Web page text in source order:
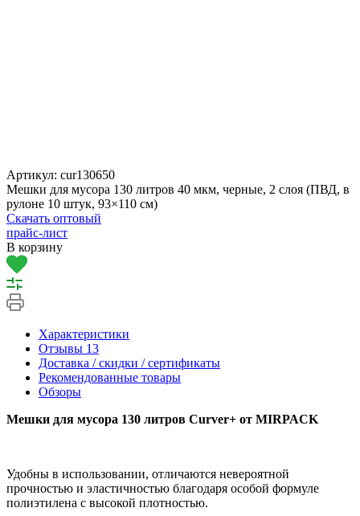
Артикул: cur130650
Мешки для мусора 130 литров 40 мкм, черные, 2 слоя (ПВД, в
рулоне 10 штук, 93×110 см)
Скачать оптовый
прайс-лист
В корзину
Характеристики
Отзывы 13
Доставка / скидки / сертификаты
Рекомендованные товары
Обзоры
Мешки для мусора 130 литров Curver+ от MIRPACK
Удобны в использовании, отличаются невероятной
прочностью и эластичностью благодаря особой формуле
полиэтилена с высокой плотностью.